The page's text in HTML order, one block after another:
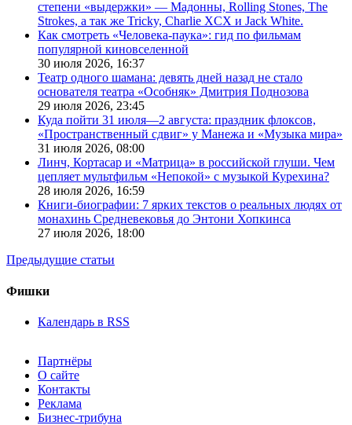
степени «выдержки» — Мадонны, Rolling Stones, The
Strokes, а так же Tricky, Charlie XCX и Jack White.
Как смотреть «Человека-паука»: гид по фильмам
популярной киновселенной
30 июля 2026, 16:37
Театр одного шамана: девять дней назад не стало
основателя театра «Особняк» Дмитрия Поднозова
29 июля 2026, 23:45
Куда пойти 31 июля—2 августа: праздник флоксов,
«Пространственный сдвиг» у Манежа и «Музыка мира»
31 июля 2026, 08:00
Линч, Кортасар и «Матрица» в российской глуши. Чем
цепляет мультфильм «Непокой» с музыкой Курехина?
28 июля 2026, 16:59
Книги-биографии: 7 ярких текстов о реальных людях от
монахинь Средневековья до Энтони Хопкинса
27 июля 2026, 18:00
Предыдущие статьи
Фишки
Календарь в RSS
Партнёры
О сайте
Контакты
Реклама
Бизнес-трибуна